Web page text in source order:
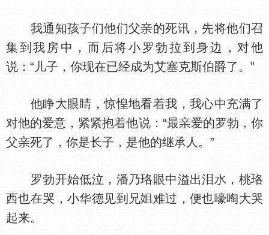
我通知孩子们他们父
的死讯，先将他们召
集到我房中，而后将小罗勃拉到身边，对他
说：“儿子，你现在已经成为艾塞克斯伯爵了。”
他睁大眼睛，惊惶地看着我，我心中充满了
对他的爱意，紧紧抱着他说：“最
爱的罗勃，你
父
死了，你是长子，是他的继承人。”
罗勃开始低泣，潘乃珞眼中溢出泪
，桃珞
西也在哭，小华德见到兄
难过，便也嚎啕大哭
起来。